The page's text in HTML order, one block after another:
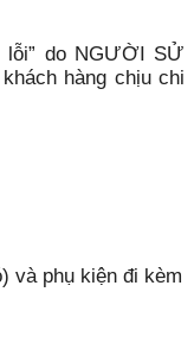
lỗi” do NGƯỜI SỬ
hàng chịu chi
và phụ kiện đi kèm